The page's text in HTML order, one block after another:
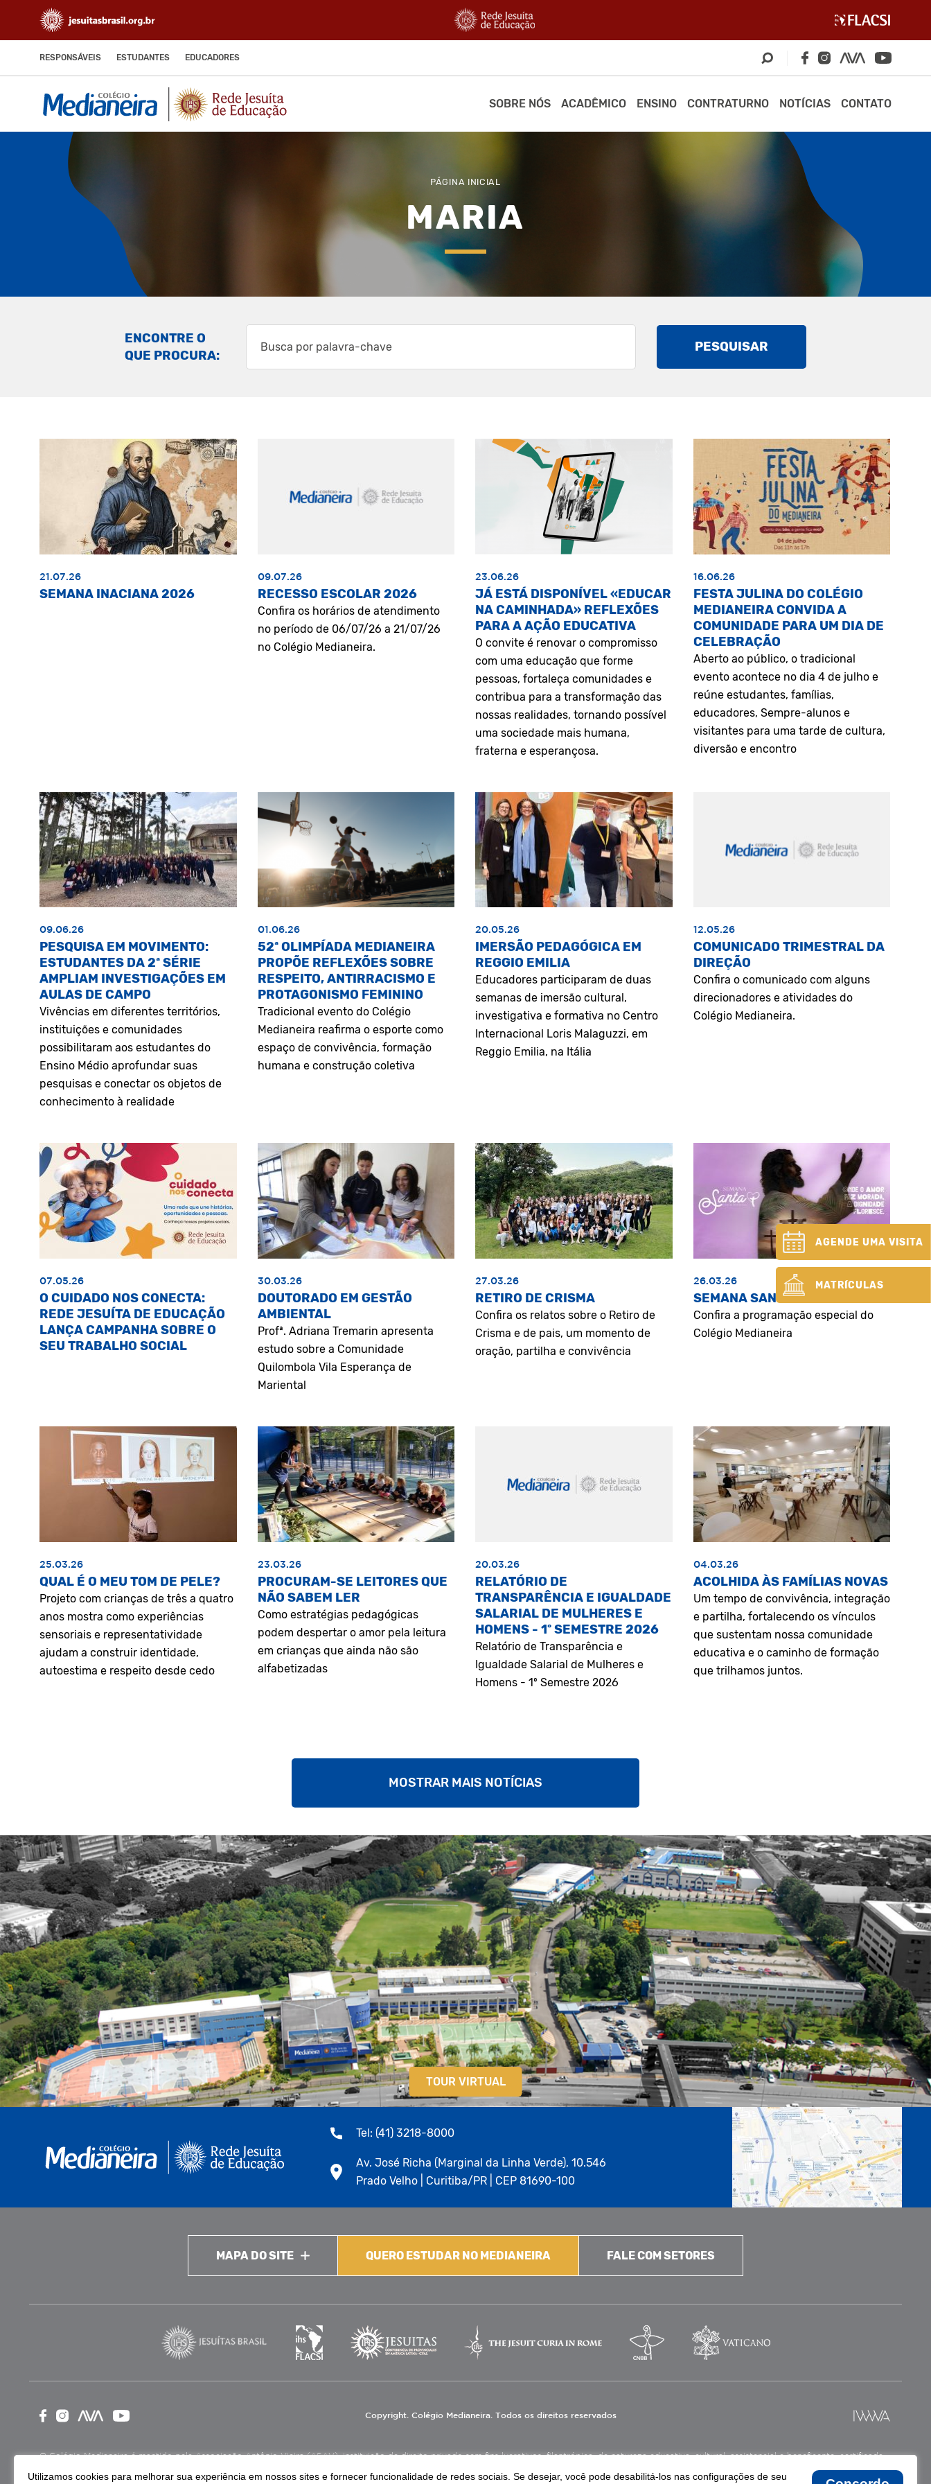
RESPONSÁVEIS ESTUDANTES EDUCADORES
SOBRE NÓS ACADÊMICO ENSINO CONTRATURNO NOTÍCIAS CONTATO
PÁGINA INICIAL
MARIA
ENCONTRE O
QUE PROCURA:
PESQUISAR
21.07.26
SEMANA INACIANA 2026
09.07.26
RECESSO ESCOLAR 2026
Confira os horários de atendimento
no período de 06/07/26 a 21/07/26
no Colégio Medianeira.
23.06.26
JÁ ESTÁ DISPONÍVEL «EDUCAR
NA CAMINHADA» REFLEXÕES
PARA A AÇÃO EDUCATIVA
O convite é renovar o compromisso
com uma educação que forme
pessoas, fortaleça comunidades e
contribua para a transformação das
nossas realidades, tornando possível
uma sociedade mais humana,
fraterna e esperançosa.
16.06.26
FESTA JULINA DO COLÉGIO
MEDIANEIRA CONVIDA A
COMUNIDADE PARA UM DIA DE
CELEBRAÇÃO
Aberto ao público, o tradicional
evento acontece no dia 4 de julho e
reúne estudantes, famílias,
educadores, Sempre-alunos e
visitantes para uma tarde de cultura,
diversão e encontro
09.06.26
PESQUISA EM MOVIMENTO:
ESTUDANTES DA 2ª SÉRIE
AMPLIAM INVESTIGAÇÕES EM
AULAS DE CAMPO
Vivências em diferentes territórios,
instituições e comunidades
possibilitaram aos estudantes do
Ensino Médio aprofundar suas
pesquisas e conectar os objetos de
conhecimento à realidade
01.06.26
52ª OLIMPÍADA MEDIANEIRA
PROPÕE REFLEXÕES SOBRE
RESPEITO, ANTIRRACISMO E
PROTAGONISMO FEMININO
Tradicional evento do Colégio
Medianeira reafirma o esporte como
espaço de convivência, formação
humana e construção coletiva
20.05.26
IMERSÃO PEDAGÓGICA EM
REGGIO EMILIA
Educadores participaram de duas
semanas de imersão cultural,
investigativa e formativa no Centro
Internacional Loris Malaguzzi, em
Reggio Emilia, na Itália
12.05.26
COMUNICADO TRIMESTRAL DA
DIREÇÃO
Confira o comunicado com alguns
direcionadores e atividades do
Colégio Medianeira.
07.05.26
O CUIDADO NOS CONECTA:
REDE JESUÍTA DE EDUCAÇÃO
LANÇA CAMPANHA SOBRE O
SEU TRABALHO SOCIAL
30.03.26
DOUTORADO EM GESTÃO
AMBIENTAL
Profª. Adriana Tremarin apresenta
estudo sobre a Comunidade
Quilombola Vila Esperança de
Mariental
27.03.26
RETIRO DE CRISMA
Confira os relatos sobre o Retiro de
Crisma e de pais, um momento de
oração, partilha e convivência
26.03.26
SEMANA SANTA
Confira a programação especial do
Colégio Medianeira
25.03.26
QUAL É O MEU TOM DE PELE?
Projeto com crianças de três a quatro
anos mostra como experiências
sensoriais e representatividade
ajudam a construir identidade,
autoestima e respeito desde cedo
23.03.26
PROCURAM-SE LEITORES QUE
NÃO SABEM LER
Como estratégias pedagógicas
podem despertar o amor pela leitura
em crianças que ainda não são
alfabetizadas
20.03.26
RELATÓRIO DE
TRANSPARÊNCIA E IGUALDADE
SALARIAL DE MULHERES E
HOMENS - 1º SEMESTRE 2026
Relatório de Transparência e
Igualdade Salarial de Mulheres e
Homens - 1º Semestre 2026
04.03.26
ACOLHIDA ÀS FAMÍLIAS NOVAS
Um tempo de convivência, integração
e partilha, fortalecendo os vínculos
que sustentam nossa comunidade
educativa e o caminho de formação
que trilhamos juntos.
MOSTRAR MAIS NOTÍCIAS
AGENDE UMA VISITA
MATRÍCULAS
TOUR VIRTUAL
Tel: (41) 3218-8000
Av. José Richa (Marginal da Linha Verde), 10.546
Prado Velho | Curitiba/PR | CEP 81690-100
MAPA DO SITE QUERO ESTUDAR NO MEDIANEIRA FALE COM SETORES
Copyright. Colégio Medianeira. Todos os direitos reservados
O Colégio Medianeira é mantido pela Associação Antônio Vieira (ASAV), instituição de direito privado sem fins lucrativos, filantrópica, de natureza educativa, cultural, assistencial e beneficente, certificada
Utilizamos cookies para melhorar sua experiência em nossos sites e fornecer funcionalidade de redes sociais. Se desejar, você pode desabilitá-los nas configurações de seu